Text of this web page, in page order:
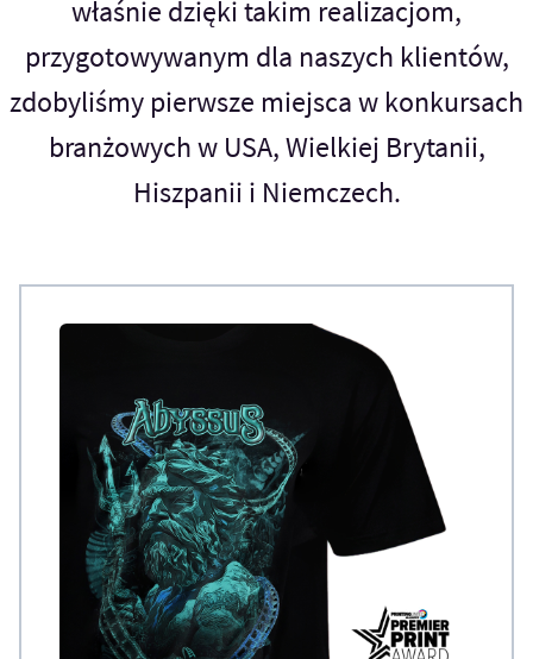
właśnie dzięki takim realizacjom,
przygotowywanym dla naszych klientów,
zdobyliśmy pierwsze miejsca w konkursach
branżowych w USA, Wielkiej Brytanii,
Hiszpanii i Niemczech.